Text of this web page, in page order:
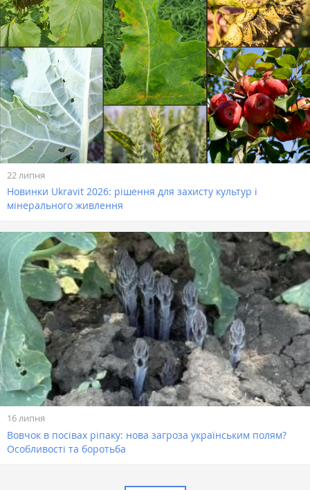
22 липня
Новинки Ukravit 2026: рішення для захисту культур і
мінерального живлення
16 липня
Вовчок в посівах ріпаку: нова загроза українським полям?
Особливості та боротьба